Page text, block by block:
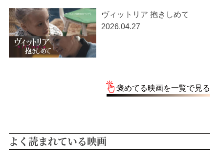
ヴィットリア 抱きしめて
2026.04.27
褒めてる映画を一覧で見る
よく読まれている映画